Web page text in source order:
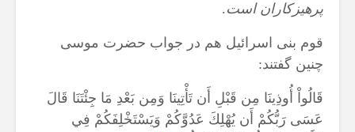
پرهيزكاران است .
قوم بنی اسرائیل هم در جواب حضرت موسی
چنین گفتند:
قَالُواْ أُوذِينَا مِن قَبْلِ أَن تَأْتِينَا وَمِن بَعْدِ مَا جِئْتَنَا قَالَ
عَسَى رَبُّكُمْ أَن يُهْلِكَ عَدُوَّكُمْ وَيَسْتَخْلِفَكُمْ فِي